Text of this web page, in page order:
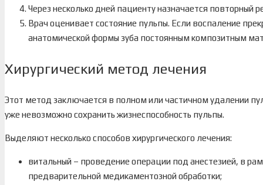
Через несколько дней пациенту назначается повторный
Врач оценивает состояние пульпы. Если воспаление
анатомической формы зуба постоянным композитным
Хирургический метод лечения
Этот метод заключается в полном или частичном удалении
уже невозможно сохранить жизнеспособность пульпы.
Выделяют несколько способов хирургического лечения:
витальный – проведение операции под анестезией, в
предварительной медикаментозной обработки;